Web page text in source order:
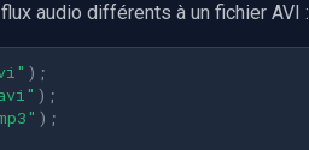
audio différents à un fichier AVI :
);
);
);